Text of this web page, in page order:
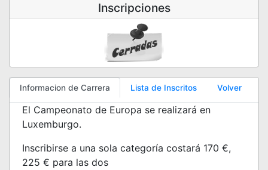
Inscripciones
Informacion de Carrera Lista de Inscritos Volver
El Campeonato de Europa se realizará en
Luxemburgo.
Inscribirse a una sola categoría costará 170 €,
225 € para las dos